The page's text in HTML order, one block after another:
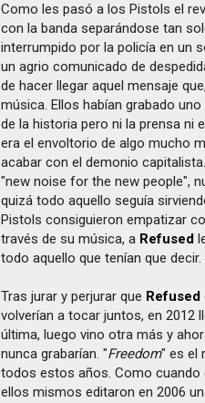
Como les pasó a los Pistols el
con la banda separándose tan
interrumpido por la policía en un
un agrio comunicado de
de hacer llegar aquel mensaje
música. Ellos habían grabado
de la historia pero ni la prensa ni
era el envoltorio de algo mucho
acabar con el demonio
"new noise for the new people",
quizá todo aquello seguía
Pistols consiguieron empatizar
través de su música, a Refused
todo aquello que tenían que decir.
Tras jurar y perjurar que Refused
volverían a tocar juntos, en 2012
última, luego vino otra más y
nunca grabarían. "Freedom" es el
todos estos años. Como cuando
ellos mismos editaron en 2006